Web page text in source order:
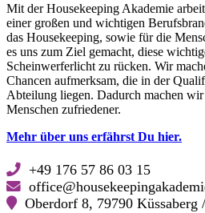
Mit der Housekeeping Akademie
einer großen und wichtigen
das Housekeeping, sowie für die
es uns zum Ziel gemacht, diese
Scheinwerferlicht zu rücken. Wir
Chancen aufmerksam, die in der
Abteilung liegen. Dadurch machen
Menschen zufriedener.
Mehr über uns erfährst Du hier.
+49 176 57 86 03 15
Oberdorf 8, 79790 Küssaberg